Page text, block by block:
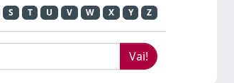
S T U V W X Y Z